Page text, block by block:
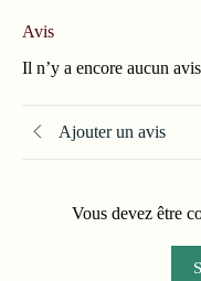
Avis
Il n’y a encore aucun avis
Ajouter un avis
Vous devez être